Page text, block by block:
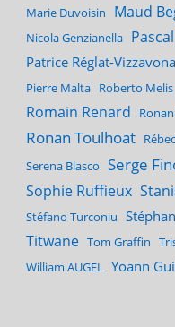
Marie Duvoisin
Maud
Nicola Genzianella
Patrice Réglat-Vizzavona
Pierre Malta Roberto Melis
Romain Renard
Ronan Toulhoat
Serena Blasco Serge
Sophie Ruffieux
Stéfano Turconiu
Titwane Tom Graffin
William AUGEL Yoann